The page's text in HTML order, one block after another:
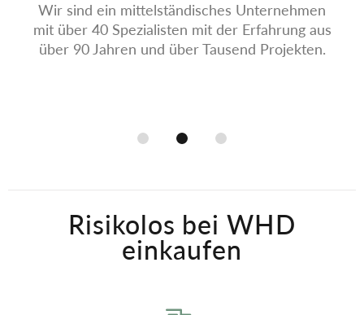
Mit dem Projekt-Planer können Sie Ihre
Audio-Projekte einfach von WHD planen
lassen. Für Sie kostenlos, digital und
Risikolos bei WHD
einkaufen